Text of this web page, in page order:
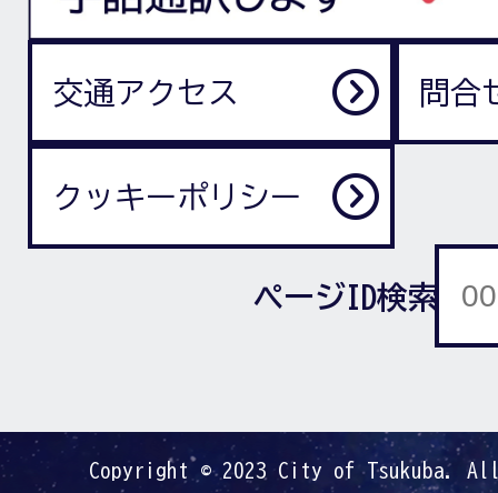
交通アクセス 問合
クッキーポリシー
ページID検索
Copyright © 2023 City of Tsukuba.